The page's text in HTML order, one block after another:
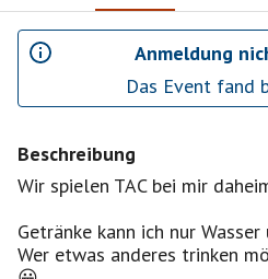
Anmeldung
Das Event fand
Beschreibung
Wir spielen TAC bei mir
Getränke kann ich nur
Wer etwas anderes trinken